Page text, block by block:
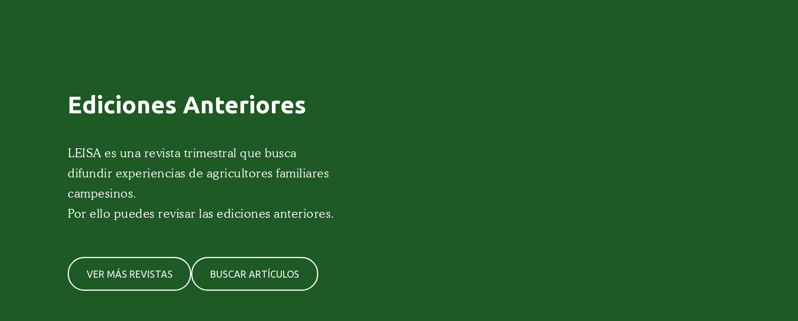
Ediciones Anteriores
LEISA es una revista trimestral que busca
difundir experiencias de agricultores familiares
campesinos.
Por ello puedes revisar las ediciones anteriores.
VER MÁS REVISTAS BUSCAR ARTÍCULOS